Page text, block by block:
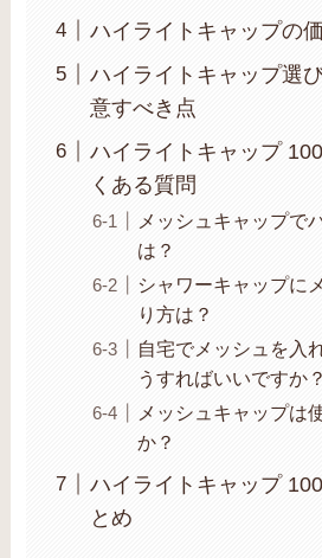
ハイライトキャップの
ハイライトキャップ選
意すべき点
ハイライトキャップ
くある質問
メッシュキャップで
は？
シャワーキャップに
り方は？
自宅でメッシュを入
うすればいいですか？
メッシュキャップは
か？
ハイライトキャップ
とめ